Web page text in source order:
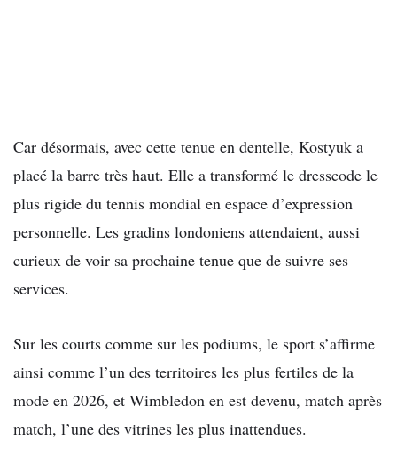
Car désormais, avec cette tenue en dentelle, Kostyuk a
placé la barre très haut. Elle a transformé le dresscode le
plus rigide du tennis mondial en espace d’expression
personnelle. Les gradins londoniens attendaient, aussi
curieux de voir sa prochaine tenue que de suivre ses
services.
Sur les courts comme sur les podiums, le sport s’affirme
ainsi comme l’un des territoires les plus fertiles de la
mode en 2026, et Wimbledon en est devenu, match après
match, l’une des vitrines les plus inattendues.